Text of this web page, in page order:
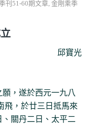
刊51-60期文章, 金剛乘季
邱寶光
，遂於西元一九八
飛，於廿三日抵馬來
關丹二日、太平二